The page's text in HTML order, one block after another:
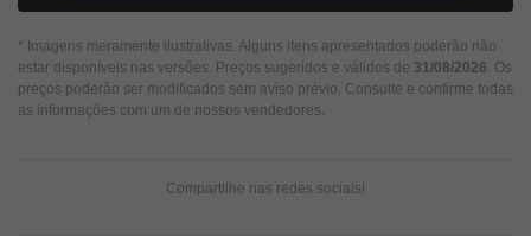
* Imagens meramente ilustrativas. Alguns itens apresentados poderão não
estar disponíveis nas versões. Preços sugeridos e válidos de 31/08/2026 . Os
preços poderão ser modificados sem aviso prévio. Consulte e confirme todas
as informações com um de nossos vendedores.
Compartilhe nas redes sociais!